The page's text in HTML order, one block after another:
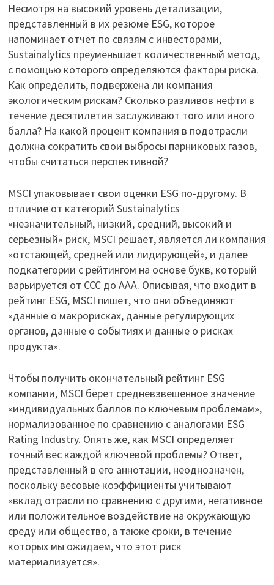
Несмотря на высокий уровень детализации,
представленный в их резюме ESG, которое
напоминает отчет по связям с инвесторами,
Sustainalytics преуменьшает количественный метод,
с помощью которого определяются факторы риска.
Как определить, подвержена ли компания
экологическим рискам? Сколько разливов нефти в
течение десятилетия заслуживают того или иного
балла? На какой процент компания в подотрасли
должна сократить свои выбросы парниковых газов,
чтобы считаться перспективной?
MSCI упаковывает свои оценки ESG по-другому. В
отличие от категорий Sustainalytics
«незначительный, низкий, средний, высокий и
серьезный» риск, MSCI решает, является ли компания
«отстающей, средней или лидирующей», и далее
подкатегории с рейтингом на основе букв, который
варьируется от CCC до AAA. Описывая, что входит в
рейтинг ESG, MSCI пишет, что они объединяют
«данные о макрорисках, данные регулирующих
органов, данные о событиях и данные о рисках
продукта».
Чтобы получить окончательный рейтинг ESG
компании, MSCI берет средневзвешенное значение
«индивидуальных баллов по ключевым проблемам»,
нормализованное по сравнению с аналогами ESG
Rating Industry. Опять же, как MSCI определяет
точный вес каждой ключевой проблемы? Ответ,
представленный в его аннотации, неоднозначен,
поскольку весовые коэффициенты учитывают
«вклад отрасли по сравнению с другими, негативное
или положительное воздействие на окружающую
среду или общество, а также сроки, в течение
которых мы ожидаем, что этот риск
материализуется».